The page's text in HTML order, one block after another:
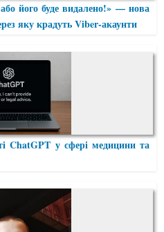
його буде видалено!» — нова
яку крадуть Viber-акаунти
ChatGPT у сфері медицини та